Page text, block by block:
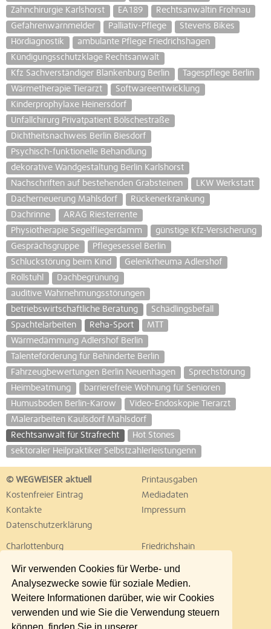
Wir verwenden Cookies für Werbe- und
Analysezwecke sowie für soziale Medien.
Weitere Informationen darüber, wie wir Cookies
verwenden und wie Sie die Verwendung steuern
können, finden Sie in unserer
Zahnchirurgie Karlshorst
EA189
Rechtsanwältin Frohnau
Gefahrenwarnmelder
Palliativ-Pflege
Stevens Bikes
Hördiagnostik
ambulante Pflege Friedrichshagen
Kündigungsschutzklage Rechtsanwalt
Kfz Sachverständiger Blankenburg Berlin
Tagespflege Berlin
Wärmetherapie Tierarzt
Softwareentwicklung
Kinderprophylaxe Heinersdorf
Unfallchirurg Privatpatient Bölschestraße
Dichtheitsnachweis Berlin Biesdorf
Psychisch-funktionelle Behandlung
dekorative Wandgestaltung Berlin Karlshorst
Nachschriften auf bestehenden Grabsteinen
LKW Werkstatt
Dacherneuerung Mahlsdorf
Rückenerkrankung
Dachrinne
ARAG Riesterrente
Physiotherapie Segelfliegerdamm
günstige Kfz-Versicherung
Gesprächsgruppe
Pflegesessel Berlin
Schluckstörung beim Kind
Gelenkrheuma Adlershof
Rollstuhl
Dachbegrünung
auditive Wahrnehmungsstörungen
betriebswirtschaftliche Beratung
Schädlingsbefall
Spachtelarbeiten
Reha-Sport
MTT
Wärmedämmung Adlershof Berlin
Talenteförderung für Behinderte Berlin
Fahrzeugbewertungen Berlin Neuenhagen
Sprechstörung
Heimbeatmung
barrierefreie Wohnung für Senioren
Humusboden Berlin-Karow
Video-Endoskopie Tierarzt
Malerarbeiten Kaulsdorf Mahlsdorf
Rechtsanwalt für Strafrecht
Hot Stones
sektoraler Heilpraktiker Selbstzahlerleistungenn
© WEGWEISER aktuell
Printausgaben
Kostenfreier Eintrag
Mediadaten
Kontakte
Impressum
Datenschutzerklärung
Charlottenburg
Friedrichshain
Lichtenberg
Marzahn
Neukölln
Pankow